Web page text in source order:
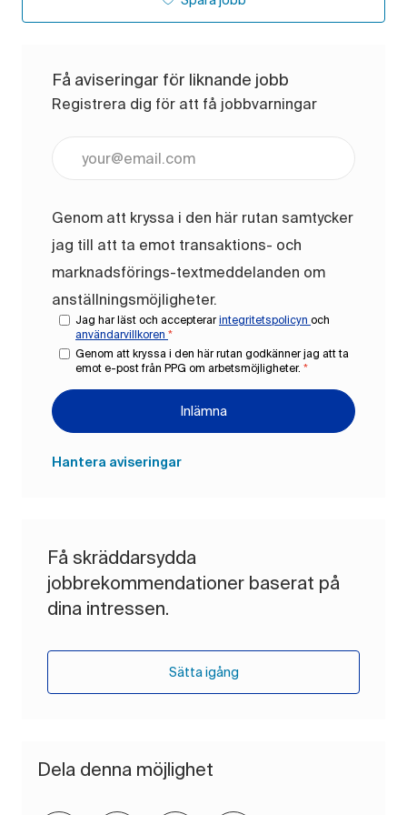
Få aviseringar för liknande jobb
Registrera dig för att få jobbvarningar
Genom att kryssa i den här rutan samtycker
jag till att ta emot transaktions- och
marknadsförings-textmeddelanden om
anställningsmöjligheter.
Jag har läst och accepterarintegritetspolicyn och
användarvillkoren *
Genom att kryssa i den här rutan godkänner jag att ta
emot e-post från PPG om arbetsmöjligheter. *
Inlämna
Hantera aviseringar
Få skräddarsydda
jobbrekommendationer baserat på
dina intressen.
Sätta igång
Dela denna möjlighet